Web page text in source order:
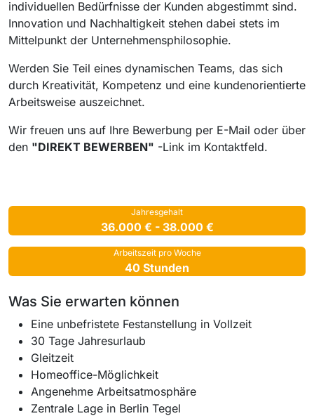
individuellen Bedürfnisse der Kunden abgestimmt sind.
Innovation und Nachhaltigkeit stehen dabei stets im
Mittelpunkt der Unternehmensphilosophie.
Werden Sie Teil eines dynamischen Teams, das sich
durch Kreativität, Kompetenz und eine kundenorientierte
Arbeitsweise auszeichnet.
Wir freuen uns auf Ihre Bewerbung per E-Mail oder über
den "DIREKT BEWERBEN" -Link im Kontaktfeld.
Jahresgehalt
36.000 € - 38.000 €
Arbeitszeit pro Woche
40 Stunden
Was Sie erwarten können
Eine unbefristete Festanstellung in Vollzeit
30 Tage Jahresurlaub
Gleitzeit
Homeoffice-Möglichkeit
Angenehme Arbeitsatmosphäre
Zentrale Lage in Berlin Tegel